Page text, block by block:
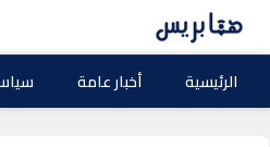
الرئيسية أخبار عامة